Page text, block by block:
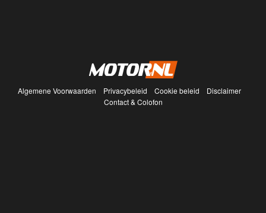
Algemene Voorwaarden Privacybeleid Cookie beleid
Disclaimer
Contact & Colofon